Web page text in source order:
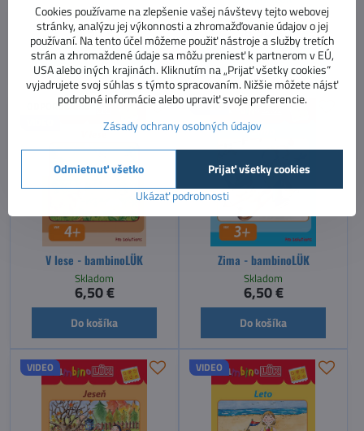
Skladom
6,50 €
Do košíka
Skladom
6,50 €
Do košíka
ODPORÚČAME
V lese - bambinoLÜK
Skladom
6,50 €
Do košíka
VIDEO
Zima - bambinoLÜK
Skladom
6,50 €
Do košíka
VIDEO VIDEO
Cookies používame na zlepšenie vašej návštevy tejto webovej
stránky, analýzu jej výkonnosti a zhromažďovanie údajov o jej
používaní. Na tento účel môžeme použiť nástroje a služby tretích
strán a zhromaždené údaje sa môžu preniesť k partnerom v EÚ,
USA alebo iných krajinách. Kliknutím na „Prijať všetky cookies“
vyjadrujete svoj súhlas s týmto spracovaním. Nižšie môžete nájsť
podrobné informácie alebo upraviť svoje preferencie.
Zásady ochrany osobných údajov
Ukázať podrobnosti
Prijať všetky cookies
Odmietnuť všetko